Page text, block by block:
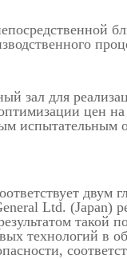
зал для
цен
испытательным
Ltd. (Japan)
такой
технологий в